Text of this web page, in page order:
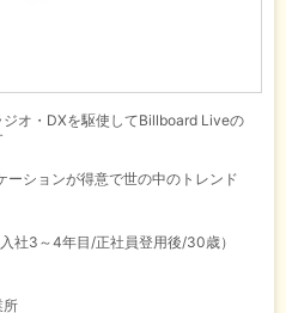
オ・DXを駆使してBillboard Liveの
ーションが得意で世の中のトレンド
社3～4年目/正社員登用後/30歳）
所